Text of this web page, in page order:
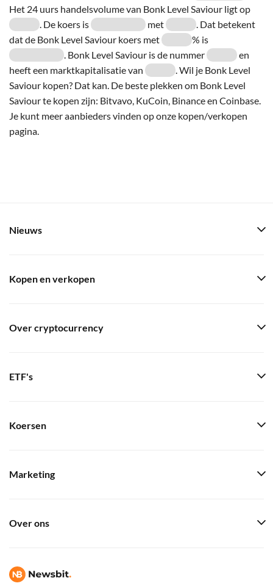
Het 24 uurs handelsvolume van Bonk Level Saviour ligt op
. De koers is
met
. Dat betekent
dat de Bonk Level Saviour koers met
% is
. Bonk Level Saviour is de nummer
en
heeft een marktkapitalisatie van
. Wil je Bonk Level
Saviour kopen? Dat kan. De beste plekken om Bonk Level
Saviour te kopen zijn: Bitvavo, KuCoin, Binance en Coinbase.
Je kunt meer aanbieders vinden op onze kopen/verkopen
pagina.
Nieuws
Kopen en verkopen
Over cryptocurrency
ETF's
Koersen
Marketing
Over ons